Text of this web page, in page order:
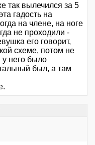
так вылечился за 5
гадость на
на члене, на ноге
не проходили -
его говорит,
схеме, потом не
у него было
был, а там